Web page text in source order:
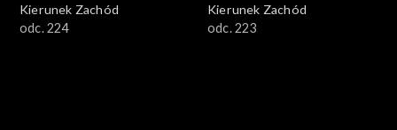
Kierunek Zachód
odc. 224
Kierunek Zachód
odc. 223